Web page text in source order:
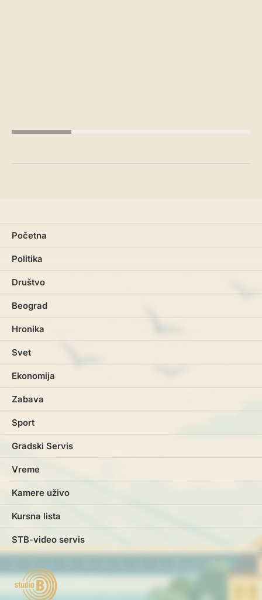
Početna
Politika
Društvo
Beograd
Hronika
Svet
Ekonomija
Zabava
Sport
Gradski Servis
Vreme
Kamere uživo
Kursna lista
STB-video servis